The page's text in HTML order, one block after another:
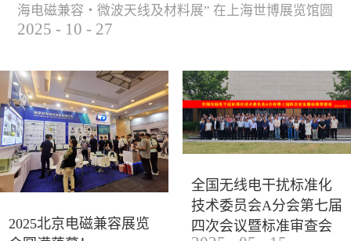
海电磁兼容・微波天线及材料展” 在上海世博展览馆圆
满落下帷幕。作为电磁兼容领域的行业盛会，本届展
研讨及产品展示等多种形式，深入交流行业见解，踊
跃探索合作空间，为电磁兼容领域的高质量发展汇聚
了新动能。产品展示展会现场，公司展示了...
2025 - 10 - 27
2025北京电磁兼容展览
全国无线电干扰标准化
技术委员会A分会第七届
四次会议暨标准审查会